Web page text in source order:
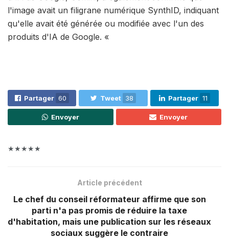
l'image avait un filigrane numérique SynthID, indiquant
qu'elle avait été générée ou modifiée avec l'un des
produits d'IA de Google. «
Partager 60 Tweet 38 Partager 11
Envoyer Envoyer
★★★★★
Article précédent
Le chef du conseil réformateur affirme que son
parti n'a pas promis de réduire la taxe
d'habitation, mais une publication sur les réseaux
sociaux suggère le contraire